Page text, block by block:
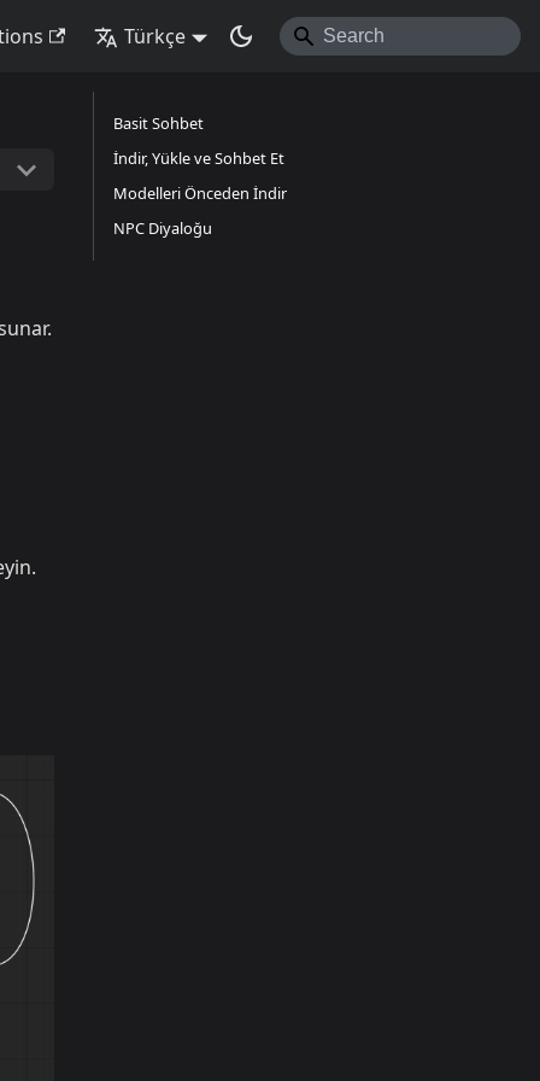
Türkçe
Basit Sohbet
İndir, Yükle ve Sohbet Et
Modelleri Önceden İndir
NPC Diyaloğu